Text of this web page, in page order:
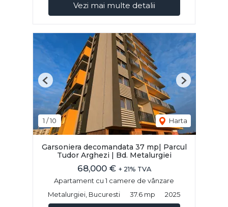
Vezi mai multe detalii
1 /10 Harta
Previous Next
Garsoniera decomandata 37 mp| Parcul
Tudor Arghezi | Bd. Metalurgiei
68,000 € + 21% TVA
Apartament cu 1 camere de vânzare
Metalurgiei, Bucuresti
37.6 mp 2025